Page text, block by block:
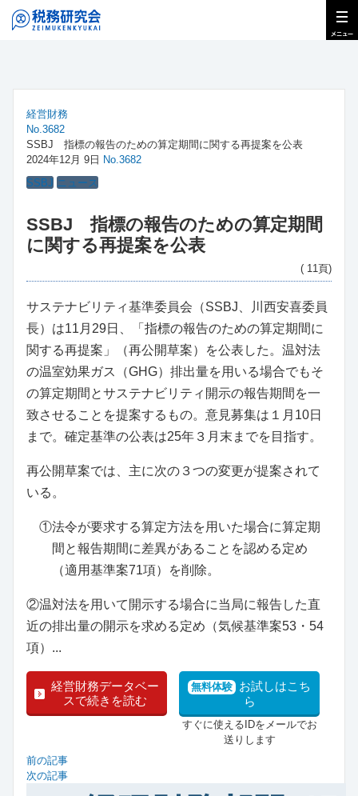
経営財務
No.3682
SSBJ 指標の報告のための算定期間に関する再提案を公表
2024年12月 9日 No.3682
SSBJ ニュース
SSBJ 指標の報告のための算定期間
に関する再提案を公表
( 11頁)
サステナビリティ基準委員会（SSBJ、川西安喜委員
長）は11月29日、「指標の報告のための算定期間に
関する再提案」（再公開草案）を公表した。温対法
の温室効果ガス（GHG）排出量を用いる場合でもそ
の算定期間とサステナビリティ開示の報告期間を一
致させることを提案するもの。意見募集は１月10日
まで。確定基準の公表は25年３月末までを目指す。
再公開草案では、主に次の３つの変更が提案されて
いる。
①法令が要求する算定方法を用いた場合に算定期
間と報告期間に差異があることを認める定め
（適用基準案71項）を削除。
②温対法を用いて開示する場合に当局に報告した直
近の排出量の開示を求める定め（気候基準案53・54
項）...
経営財務データベー
スで続きを読む
無料体験 お試しはこち
ら
すぐに使えるIDをメールでお
送りします
前の記事
次の記事